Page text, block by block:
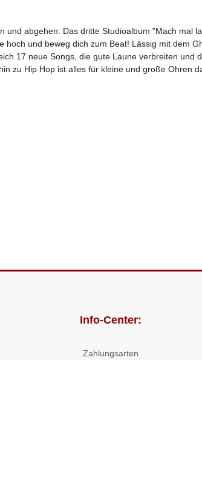
abgehen: Das dritte Studioalbum "Mach mal
und beweg dich zum Beat! Lässig mit dem
17 neue Songs, die gute Laune verbreiten und
zu Hip Hop ist alles für kleine und große Ohren
Info-Center:
Zahlungsarten